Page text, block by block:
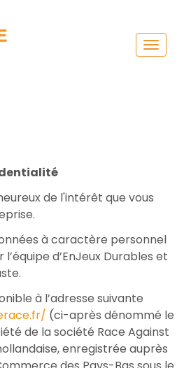
Toggle
de l'intérêt que vous
à caractère personnel
d’EnJeux Durables et
à l’adresse suivante
(ci-après dénommé le
de la société Race Against
enregistrée auprès